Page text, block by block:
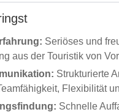
Seriöses und
aus der Touristik von
Strukturierte
Flexibilität
Schnelle